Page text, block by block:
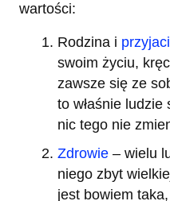
wartości:
Rodzina i
swoim życiu,
zawsze się ze
to właśnie
nic tego nie
Zdrowie – wielu
niego zbyt
jest bowiem